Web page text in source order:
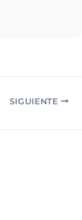
SIGUIENTE